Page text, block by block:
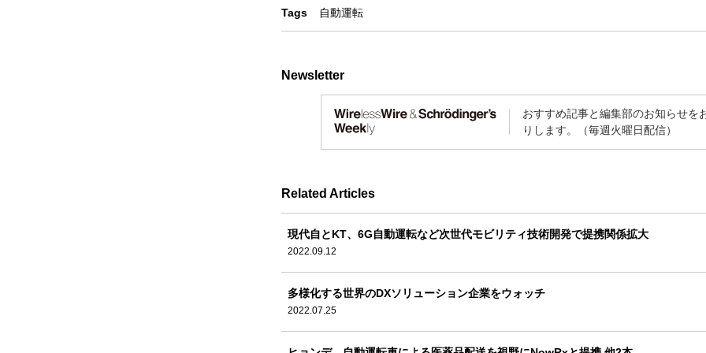
Tags 自動運転
Newsletter
おすすめ記事と編集部のお知らせを
りします。（毎週火曜日配信）
Related Articles
現代自とKT、6G自動運転など次世代モビリティ技術開発で提携関係拡大
2022.09.12
多様化する世界のDXソリューション企業をウォッチ
2022.07.25